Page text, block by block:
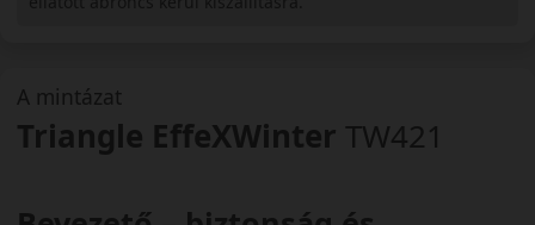
A mintázat
Triangle EffeXWinter TW421